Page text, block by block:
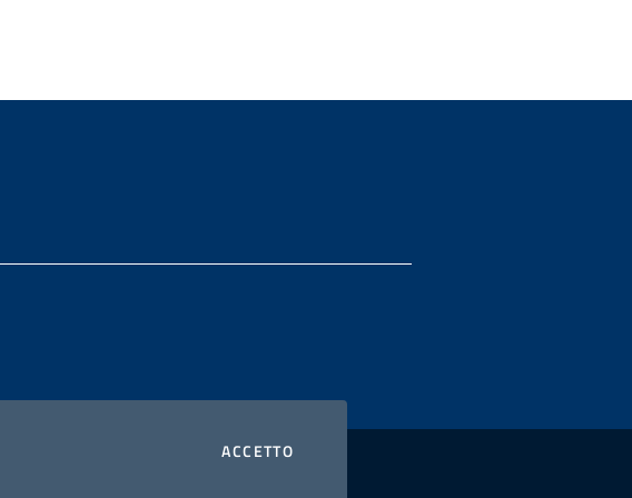
ACCETTOI COOKIES